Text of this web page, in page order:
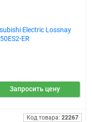
Electric Lossnay
ER
Запросить цену
Код товара: 22267